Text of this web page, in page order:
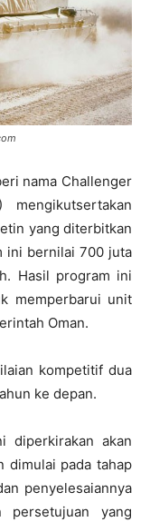
nama Challenger
yang diterbitkan
ini bernilai 700 juta
Hasil program ini
memperbarui unit
Oman.
kompetitif dua
ke depan.
diperkirakan akan
dimulai pada tahap
penyelesaiannya
yang